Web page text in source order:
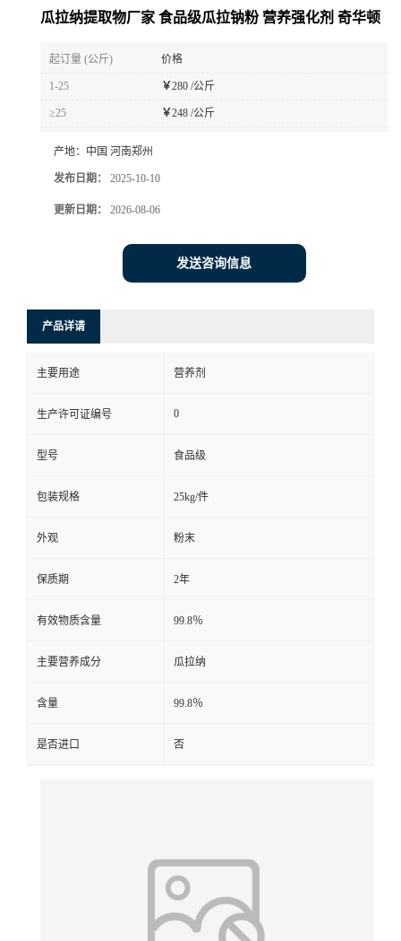
瓜拉纳提取物厂家 食品级瓜拉钠粉 营养强化剂 奇华顿
起订量 (公斤) 价格
1-25 ￥280 /公斤
≥25 ￥248 /公斤
产地： 中国 河南郑州
发布日期： 2025-10-10
更新日期： 2026-08-06
发送咨询信息
产品详请
主要用途 营养剂
生产许可证编号 0
型号 食品级
包装规格 25kg/件
外观 粉末
保质期 2年
有效物质含量 99.8％
主要营养成分 瓜拉纳
含量 99.8％
是否进口 否